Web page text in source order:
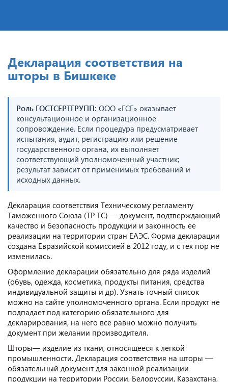
Декларация соответствия на
шторы в Бишкеке
Роль ГОСТСЕРТГРУПП: ООО «ГСГ» оказывает
консультационное и организационное
сопровождение. Если процедура предусматривает
испытания, аудит, регистрацию или решение
государственного органа, их выполняет
соответствующий уполномоченный участник;
результат зависит от применимых требований и
исходных данных.
Декларация соответствия Техническому регламенту
Таможенного Союза (ТР ТС) — документ, подтверждающий
качество и безопасность продукции и законность ее
реализации на территории стран ЕАЭС. Форма декларации
создана Евразийской комиссией в 2012 году, и с тех пор не
изменилась.
Оформление декларации обязательно для ряда изделий
(обувь, одежда, косметика, продукты питания, средства
индивидуальной защиты и др). Узнать точный список
можно на сайте уполномоченного органа. Если продукт не
подпадает под категорию обязательного для
декларирования, на него все равно можно получить
документ при желании производителя.
Шторы— изделие из ткани, относящееся к легкой
промышленности. Декларация соответствия на шторы —
обязательный документ для законной реализации
продукции на территории России, Белоруссии, Казахстана,